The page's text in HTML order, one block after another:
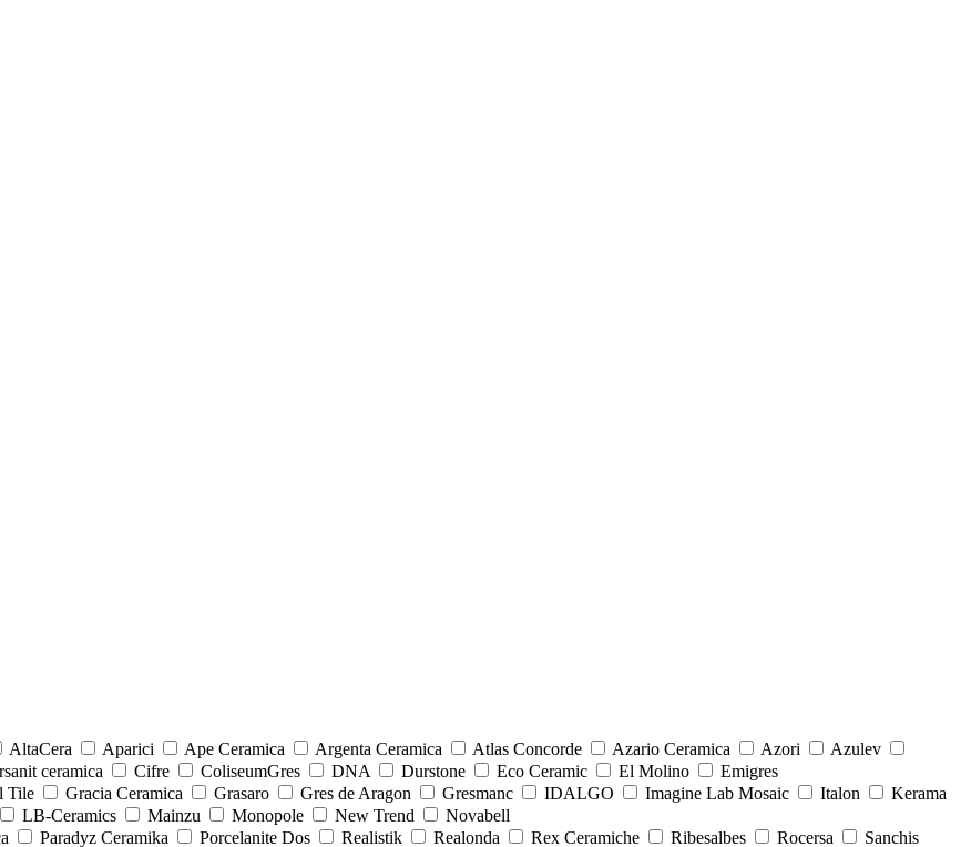
AltaCera Aparici Ape Ceramica Argenta Ceramica Atlas Concorde Azario Ceramica Azori
Azulev
ceramica Cifre ColiseumGres DNA Durstone Eco Ceramic El Molino
Emigres
Tile Gracia Ceramica Grasaro Gres de Aragon Gresmanc IDALGO Imagine Lab Mosaic Italon
Kerama
LB-Ceramics Mainzu Monopole New Trend
Novabell
Paradyz Сeramika Porcelanite Dos Realistik Realonda Rex Ceramiche Ribesalbes Rocersa
Sanchis